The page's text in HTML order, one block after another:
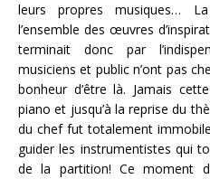
leurs propres musiques…
l’ensemble des œuvres
terminait donc par
musiciens et public n’ont pas
bonheur d’être là. Jamais
piano et jusqu’à la reprise du
du chef fut totalement
guider les instrumentistes qui
de la partition! Ce moment